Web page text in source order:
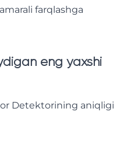
farqlashga
eng yaxshi
Detektorining aniqligi